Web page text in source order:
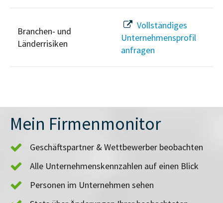
Branchen- und
Länderrisiken
Vollständiges
Unternehmensprofil
anfragen
Mein Firmenmonitor
Geschäftspartner & Wettbewerber beobachten
Alle Unternehmenskennzahlen auf einen Blick
Personen im Unternehmen sehen